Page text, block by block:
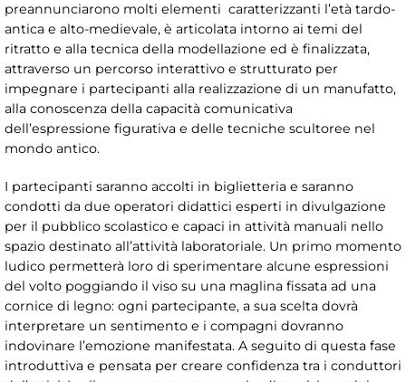
preannunciarono molti elementi caratterizzanti l’età tardo-
antica e alto-medievale, è articolata intorno ai temi del
ritratto e alla tecnica della modellazione ed è finalizzata,
attraverso un percorso interattivo e strutturato per
impegnare i partecipanti alla realizzazione di un manufatto,
alla conoscenza della capacità comunicativa
dell’espressione figurativa e delle tecniche scultoree nel
mondo antico.
I partecipanti saranno accolti in biglietteria e saranno
condotti da due operatori didattici esperti in divulgazione
per il pubblico scolastico e capaci in attività manuali nello
spazio destinato all’attività laboratoriale. Un primo momento
ludico permetterà loro di sperimentare alcune espressioni
del volto poggiando il viso su una maglina fissata ad una
cornice di legno: ogni partecipante, a sua scelta dovrà
interpretare un sentimento e i compagni dovranno
indovinare l’emozione manifestata. A seguito di questa fase
introduttiva e pensata per creare confidenza tra i conduttori